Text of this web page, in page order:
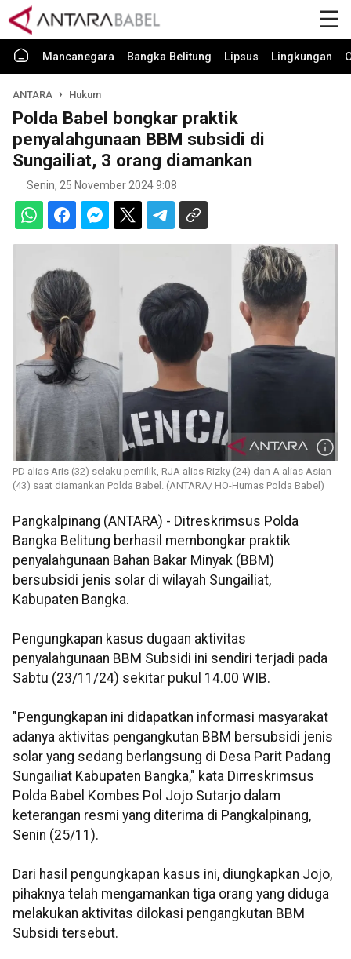
Mancanegara Bangka Belitung Lipsus Lingkungan
ANTARA Hukum
Polda Babel bongkar praktik
penyalahgunaan BBM subsidi di
Sungailiat, 3 orang diamankan
Senin, 25 November 2024 9:08
PD alias Aris (32) selaku pemilik, RJA alias Rizky (24) dan A alias Asian
(43) saat diamankan Polda Babel. (ANTARA/ HO-Humas Polda Babel)
Pangkalpinang (ANTARA) - Ditreskrimsus Polda
Bangka Belitung berhasil membongkar praktik
penyalahgunaan Bahan Bakar Minyak (BBM)
bersubsidi jenis solar di wilayah Sungailiat,
Kabupaten Bangka.
Pengungkapan kasus dugaan aktivitas
penyalahgunaan BBM Subsidi ini sendiri terjadi pada
Sabtu (23/11/24) sekitar pukul 14.00 WIB.
"Pengungkapan ini didapatkan informasi masyarakat
adanya aktivitas pengangkutan BBM bersubsidi jenis
solar yang sedang berlangsung di Desa Parit Padang
Sungailiat Kabupaten Bangka," kata Dirreskrimsus
Polda Babel Kombes Pol Jojo Sutarjo dalam
keterangan resmi yang diterima di Pangkalpinang,
Senin (25/11).
Dari hasil pengungkapan kasus ini, diungkapkan Jojo,
pihaknya telah mengamankan tiga orang yang diduga
melakukan aktivitas dilokasi pengangkutan BBM
Subsidi tersebut.